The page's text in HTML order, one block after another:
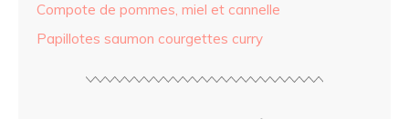
Compote de pommes, miel et cannelle
Papillotes saumon courgettes curry